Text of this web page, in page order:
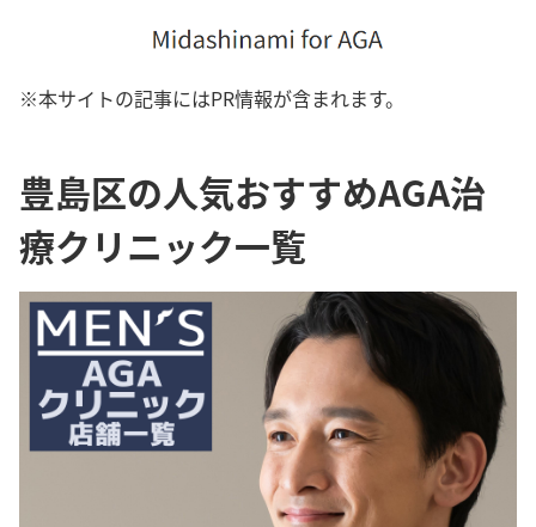
※本サイトの記事にはPR情報が含まれます。
豊島区の人気おすすめAGA治
療クリニック一覧